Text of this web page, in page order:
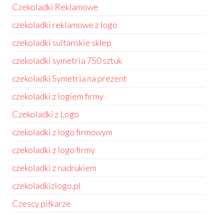
Czekoladki Reklamowe
czekoladki reklamowe z logo
czekoladki sultanskie sklep
czekoladki symetria 750 sztuk
czekoladki Symetria na prezent
czekoladki z logiem firmy
Czekoladki z Logo
czekoladki z logo firmowym
czekoladki z logo firmy
czekoladki z nadrukiem
czekoladkizlogo.pl
Czescy piłkarze